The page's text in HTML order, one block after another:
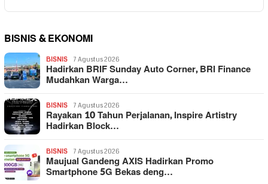
BISNIS & EKONOMI
BISNIS 7 Agustus 2026
Hadirkan BRIF Sunday Auto Corner, BRI Finance
Mudahkan Warga…
BISNIS 7 Agustus 2026
Rayakan 10 Tahun Perjalanan, Inspire Artistry
Hadirkan Block…
BISNIS 7 Agustus 2026
Maujual Gandeng AXIS Hadirkan Promo
Smartphone 5G Bekas deng…